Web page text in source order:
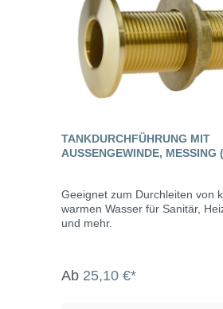
TANKDURCHFÜHRUNG MIT
AUSSENGEWINDE, MESSING
Geeignet zum Durchleiten von
warmen Wasser für Sanitär,
und mehr.
Ab 25,10 €*